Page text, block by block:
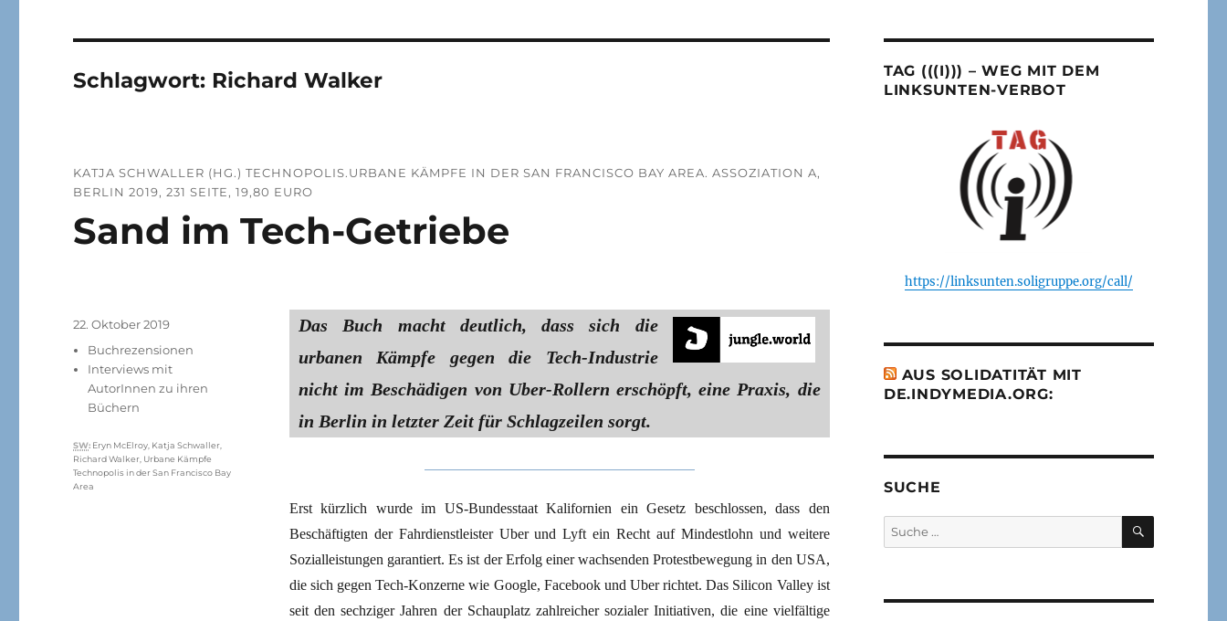
Schlagwort: Richard Walker
KATJA SCHWALLER (HG.) TECHNOPOLIS.URBANE KÄMPFE IN DER SAN FRANCISCO BAY AREA. ASSOZIATION A,
BERLIN 2019, 231 SEITE, 19,80 EURO
Sand im Tech-Getriebe
Das Buch macht deutlich, dass sich die
urbanen Kämpfe gegen die Tech-Industrie
nicht im Beschädigen von Uber-Rollern erschöpft, eine Praxis, die
in Berlin in letzter Zeit für Schlagzeilen sorgt.
Erst kürzlich wurde im US-Bundesstaat Kalifornien ein Gesetz beschlossen, dass den
Beschäftigten der Fahrdienstleister Uber und Lyft ein Recht auf Mindestlohn und weitere
Sozialleistungen garantiert. Es ist der Erfolg einer wachsenden Protestbewegung in den USA,
die sich gegen Tech-Konzerne wie Google, Facebook und Uber richtet. Das Silicon Valley ist
seit den sechziger Jahren der Schauplatz zahlreicher sozialer Initiativen, die eine vielfältige
Veröffentlicht
22. Oktober 2019
Kategorien
Buchrezensionen
Interviews mit
AutorInnen zu ihren
Büchern
Schlagwörter
SW: Eryn McElroy Katja Schwaller
Richard Walker Urbane Kämpfe
Technopolis in der San Francisco Bay
Area
TAG (((I))) – WEG MIT DEM
LINKSUNTEN-VERBOT
https://linksunten.soligruppe.org/call/
AUS SOLIDATITÄT MIT
DE.INDYMEDIA.ORG:
SUCHE
Suche
nach:
SUCHEN